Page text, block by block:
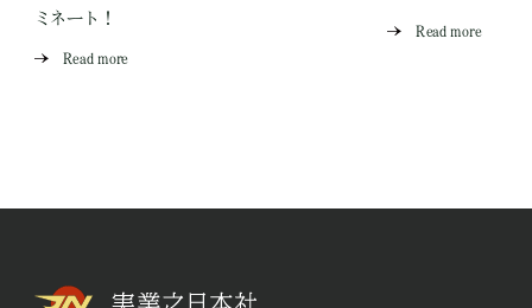
ミネート！
Read more
Read more